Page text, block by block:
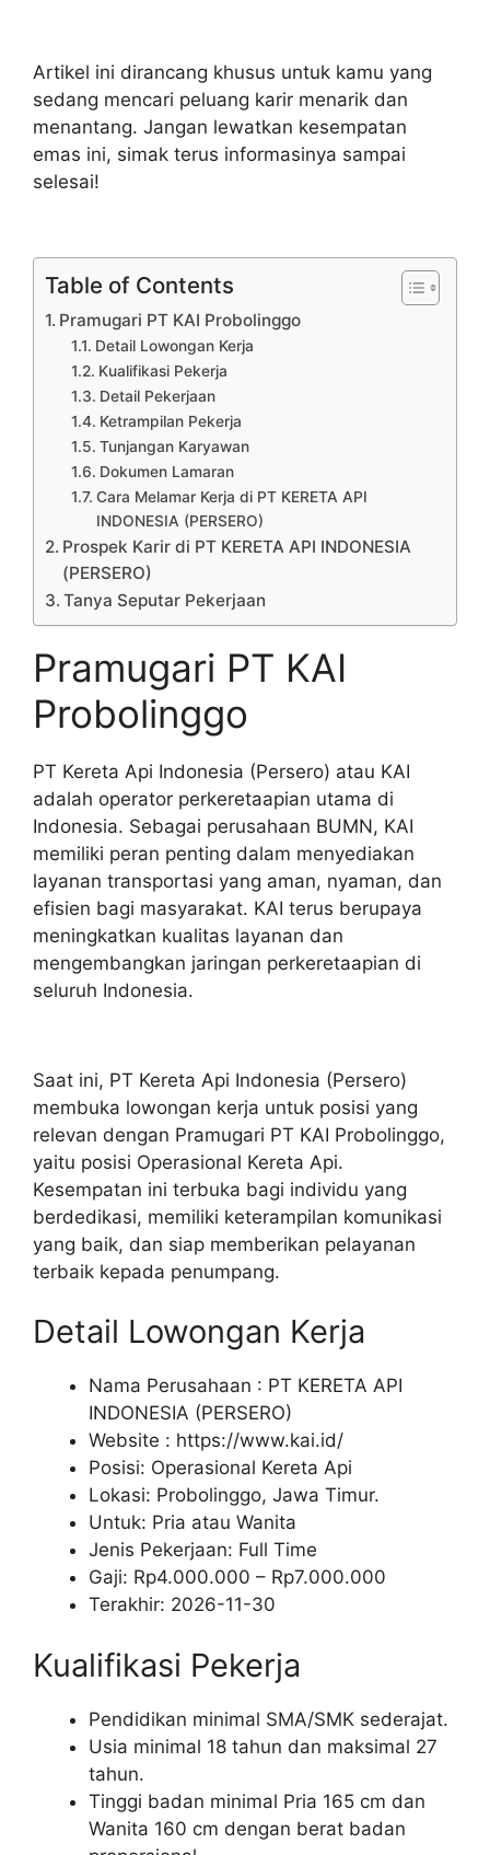
Artikel ini dirancang khusus untuk kamu yang
sedang mencari peluang karir menarik dan
menantang. Jangan lewatkan kesempatan
emas ini, simak terus informasinya sampai
selesai!
Table of Contents
Pramugari PT KAI Probolinggo
Detail Lowongan Kerja
Kualifikasi Pekerja
Detail Pekerjaan
Ketrampilan Pekerja
Tunjangan Karyawan
Dokumen Lamaran
Cara Melamar Kerja di PT KERETA API
INDONESIA (PERSERO)
Prospek Karir di PT KERETA API INDONESIA
(PERSERO)
Tanya Seputar Pekerjaan
Pramugari PT KAI
Probolinggo
PT Kereta Api Indonesia (Persero) atau KAI
adalah operator perkeretaapian utama di
Indonesia. Sebagai perusahaan BUMN, KAI
memiliki peran penting dalam menyediakan
layanan transportasi yang aman, nyaman, dan
efisien bagi masyarakat. KAI terus berupaya
meningkatkan kualitas layanan dan
mengembangkan jaringan perkeretaapian di
seluruh Indonesia.
Saat ini, PT Kereta Api Indonesia (Persero)
membuka lowongan kerja untuk posisi yang
relevan dengan Pramugari PT KAI Probolinggo,
yaitu posisi Operasional Kereta Api.
Kesempatan ini terbuka bagi individu yang
berdedikasi, memiliki keterampilan komunikasi
yang baik, dan siap memberikan pelayanan
terbaik kepada penumpang.
Detail Lowongan Kerja
Nama Perusahaan : PT KERETA API
INDONESIA (PERSERO)
Website : https://www.kai.id/
Posisi: Operasional Kereta Api
Lokasi: Probolinggo, Jawa Timur.
Untuk: Pria atau Wanita
Jenis Pekerjaan: Full Time
Gaji: Rp4.000.000 – Rp7.000.000
Terakhir: 2026-11-30
Kualifikasi Pekerja
Pendidikan minimal SMA/SMK sederajat.
Usia minimal 18 tahun dan maksimal 27
tahun.
Tinggi badan minimal Pria 165 cm dan
Wanita 160 cm dengan berat badan